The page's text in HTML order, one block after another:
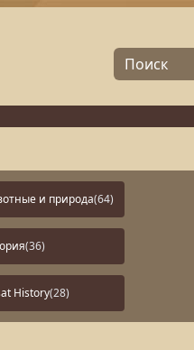
и природа(64)
(36)
History(28)